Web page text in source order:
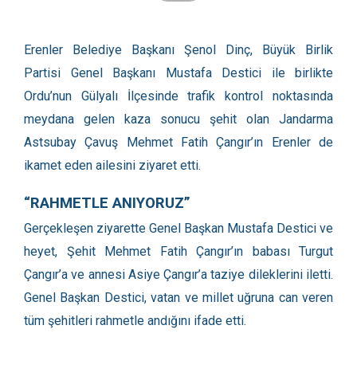
Erenler Belediye Başkanı Şenol Dinç, Büyük Birlik
Partisi Genel Başkanı Mustafa Destici ile birlikte
Ordu’nun Gülyalı İlçesinde trafik kontrol noktasında
meydana gelen kaza sonucu şehit olan Jandarma
Astsubay Çavuş Mehmet Fatih Çangır’ın Erenler de
ikamet eden ailesini ziyaret etti.
“RAHMETLE ANIYORUZ”
Gerçekleşen ziyarette Genel Başkan Mustafa Destici ve
heyet, Şehit Mehmet Fatih Çangır’ın babası Turgut
Çangır’a ve annesi Asiye Çangır’a taziye dileklerini iletti.
Genel Başkan Destici, vatan ve millet uğruna can veren
tüm şehitleri rahmetle andığını ifade etti.